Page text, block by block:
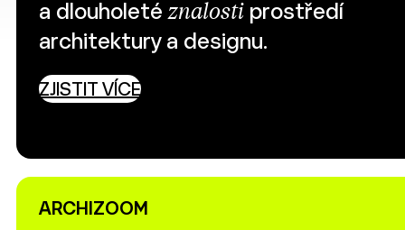
a dlouholetéznalosti prostředí
architektury a designu.
ZJISTIT VÍCE
ARCHIZOOM